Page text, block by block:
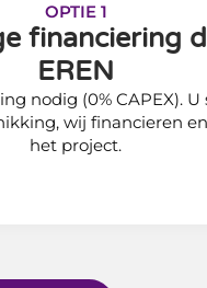
OPTIE 1
financiering
EREN
nodig (0% CAPEX). U
wij financieren
het project.